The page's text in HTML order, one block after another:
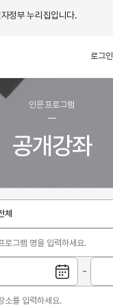
정부 누리집입니다.
로그인
인문프로그램
공개강좌
~